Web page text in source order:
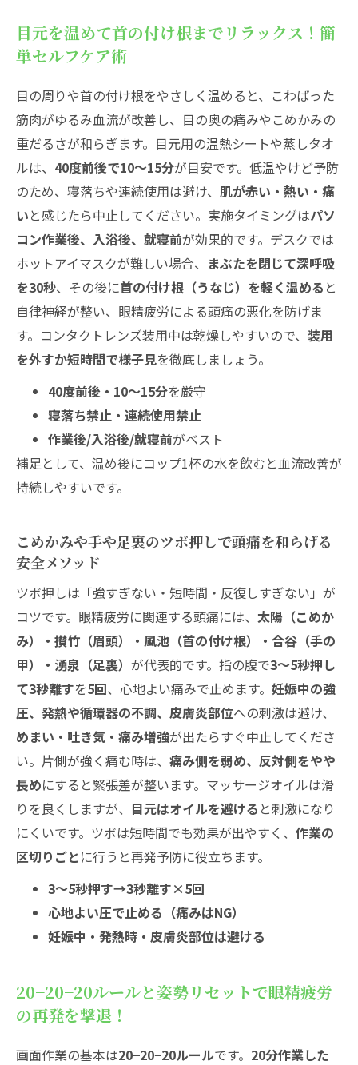
目元を温めて首の付け根までリラックス！簡
単セルフケア術
目の周りや首の付け根をやさしく温めると、こわばった
筋肉がゆるみ血流が改善し、目の奥の痛みやこめかみの
重だるさが和らぎます。目元用の温熱シートや蒸しタオ
ルは、 40度前後で10〜15分が目安です。低温やけど予防
のため、寝落ちや連続使用は避け、 肌が赤い・熱い・痛
いと感じたら中止してください。実施タイミングはパソ
コン作業後、入浴後、就寝前が効果的です。デスクでは
ホットアイマスクが難しい場合、 まぶたを閉じて深呼吸
を30秒、その後に首の付け根（うなじ）を軽く温める と
自律神経が整い、眼精疲労による頭痛の悪化を防げま
す。コンタクトレンズ装用中は乾燥しやすいので、 装用
を外すか短時間で様子見を徹底しましょう。
40度前後・10〜15分を厳守
寝落ち禁止・連続使用禁止
作業後/入浴後/就寝前がベスト
補足として、温め後にコップ1杯の水を飲むと血流改善が
持続しやすいです。
こめかみや手や足裏のツボ押しで頭痛を和らげる
安全メソッド
ツボ押しは「強すぎない・短時間・反復しすぎない」が
コツです。眼精疲労に関連する頭痛には、 太陽（こめか
み）・攅竹（眉頭）・風池（首の付け根）・合谷（手の
甲）・湧泉（足裏） が代表的です。指の腹で3〜5秒押し
て3秒離すを5回、心地よい痛みで止めます。 妊娠中の強
圧、発熱や循環器の不調、皮膚炎部位への刺激は避け、
めまい・吐き気・痛み増強が出たらすぐ中止してくださ
い。片側が強く痛む時は、 痛み側を弱め、反対側をやや
長めにすると緊張差が整います。マッサージオイルは滑
りを良くしますが、 目元はオイルを避ける と刺激になり
にくいです。ツボは短時間でも効果が出やすく、 作業の
区切りごとに行うと再発予防に役立ちます。
3〜5秒押す→3秒離す×5回
心地よい圧で止める（痛みはNG）
妊娠中・発熱時・皮膚炎部位は避ける
20−20−20ルールと姿勢リセットで眼精疲労
の再発を撃退！
画面作業の基本は20−20−20ルールです。 20分作業した